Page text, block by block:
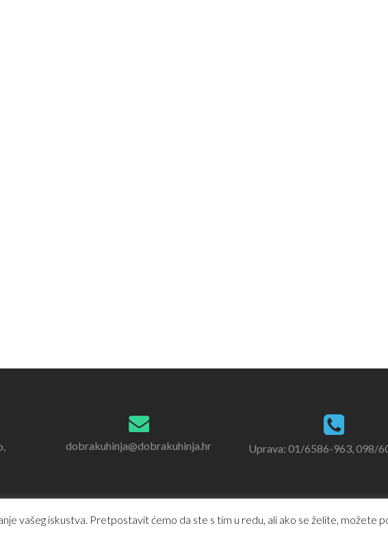
dobrakuhinja@dobrakuhinja.hr
Uprava: 01/6586-963, 098/
vašeg iskustva. Pretpostavit ćemo da ste s tim u redu, ali ako se želite, možete